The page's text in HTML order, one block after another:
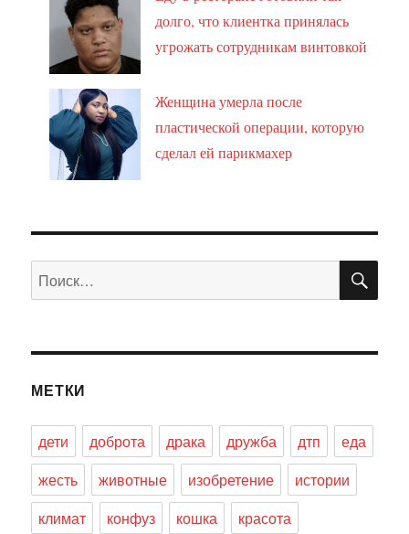
долго, что клиентка принялась
угрожать сотрудникам винтовкой
Женщина умерла после
пластической операции, которую
сделал ей парикмахер
Искать:
МЕТКИ
дети доброта драка дружба дтп
еда
жесть
животные изобретение
истории
климат
конфуз кошка красота